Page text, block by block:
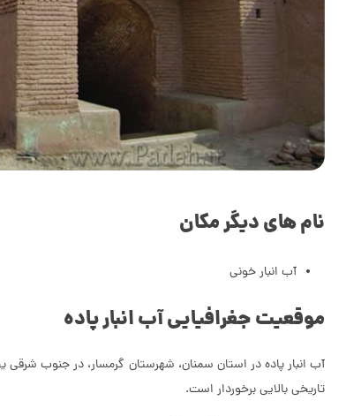
نام های دیگر مکان
آب انبار خونی
موقعیت جغرافیایی آب انبار پاده
آب انبار پاده در استان سمنان، شهرستان گرمسار، در جنوب
تاریخی بالایی برخوردار است.